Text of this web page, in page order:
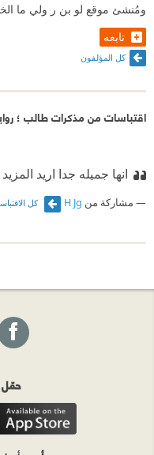
ومُنشئ موقع لو بن ر ولي ما
تابعه
كل المؤلفون
اقتباسات من مذكرات طالب ؛
انها جميله جدا اريد
مشاركة من H Jg كل
حمّل